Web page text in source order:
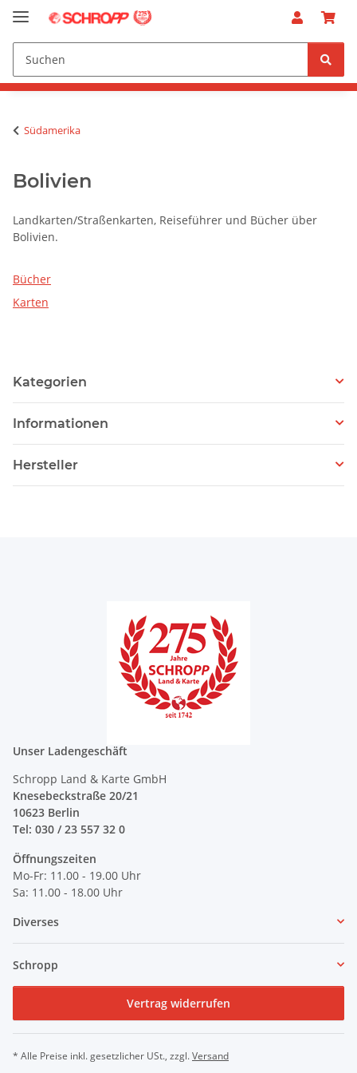
Südamerika
Bolivien
Landkarten/Straßenkarten, Reiseführer und Bücher über
Bolivien.
Bücher
Karten
Kategorien
Informationen
Hersteller
Unser Ladengeschäft
Schropp Land & Karte GmbH
Knesebeckstraße 20/21
10623 Berlin
Tel: 030 / 23 557 32 0
Öffnungszeiten
Mo-Fr: 11.00 - 19.00 Uhr
Sa: 11.00 - 18.00 Uhr
Diverses
Schropp
Vertrag widerrufen
* Alle Preise inkl. gesetzlicher USt., zzgl.Versand